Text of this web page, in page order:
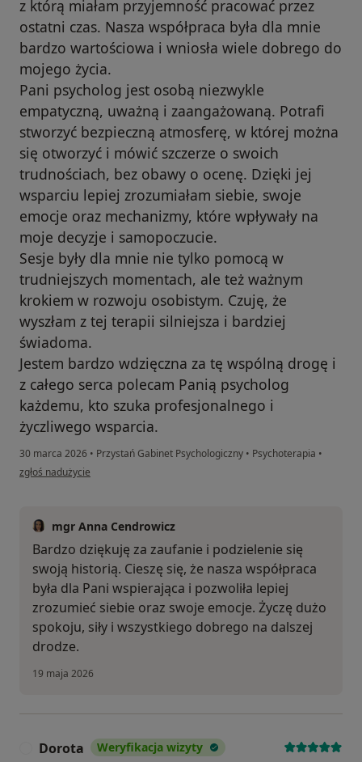
z którą miałam przyjemność pracować przez
ostatni czas. Nasza współpraca była dla mnie
bardzo wartościowa i wniosła wiele dobrego do
mojego życia.
Pani psycholog jest osobą niezwykle
empatyczną, uważną i zaangażowaną. Potrafi
stworzyć bezpieczną atmosferę, w której można
się otworzyć i mówić szczerze o swoich
trudnościach, bez obawy o ocenę. Dzięki jej
wsparciu lepiej zrozumiałam siebie, swoje
emocje oraz mechanizmy, które wpływały na
moje decyzje i samopoczucie.
Sesje były dla mnie nie tylko pomocą w
trudniejszych momentach, ale też ważnym
krokiem w rozwoju osobistym. Czuję, że
wyszłam z tej terapii silniejsza i bardziej
świadoma.
Jestem bardzo wdzięczna za tę wspólną drogę i
z całego serca polecam Panią psycholog
każdemu, kto szuka profesjonalnego i
życzliwego wsparcia.
30 marca 2026 • Przystań Gabinet Psychologiczny • Psychoterapia •
w opinii użytkownika Weronika
zgłoś nadużycie
mgr Anna Cendrowicz
Bardzo dziękuję za zaufanie i podzielenie się
swoją historią. Cieszę się, że nasza współpraca
była dla Pani wspierająca i pozwoliła lepiej
zrozumieć siebie oraz swoje emocje. Życzę dużo
spokoju, siły i wszystkiego dobrego na dalszej
drodze.
19 maja 2026
Dorota Weryfikacja wizyty